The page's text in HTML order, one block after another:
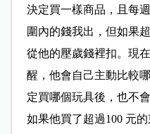
決定買一樣商品，且每
圍內的錢我出，但如果
從他的壓歲錢裡扣。現
醒，他會自己主動比較
定買哪個玩具後，也不
如果他買了超過100 元